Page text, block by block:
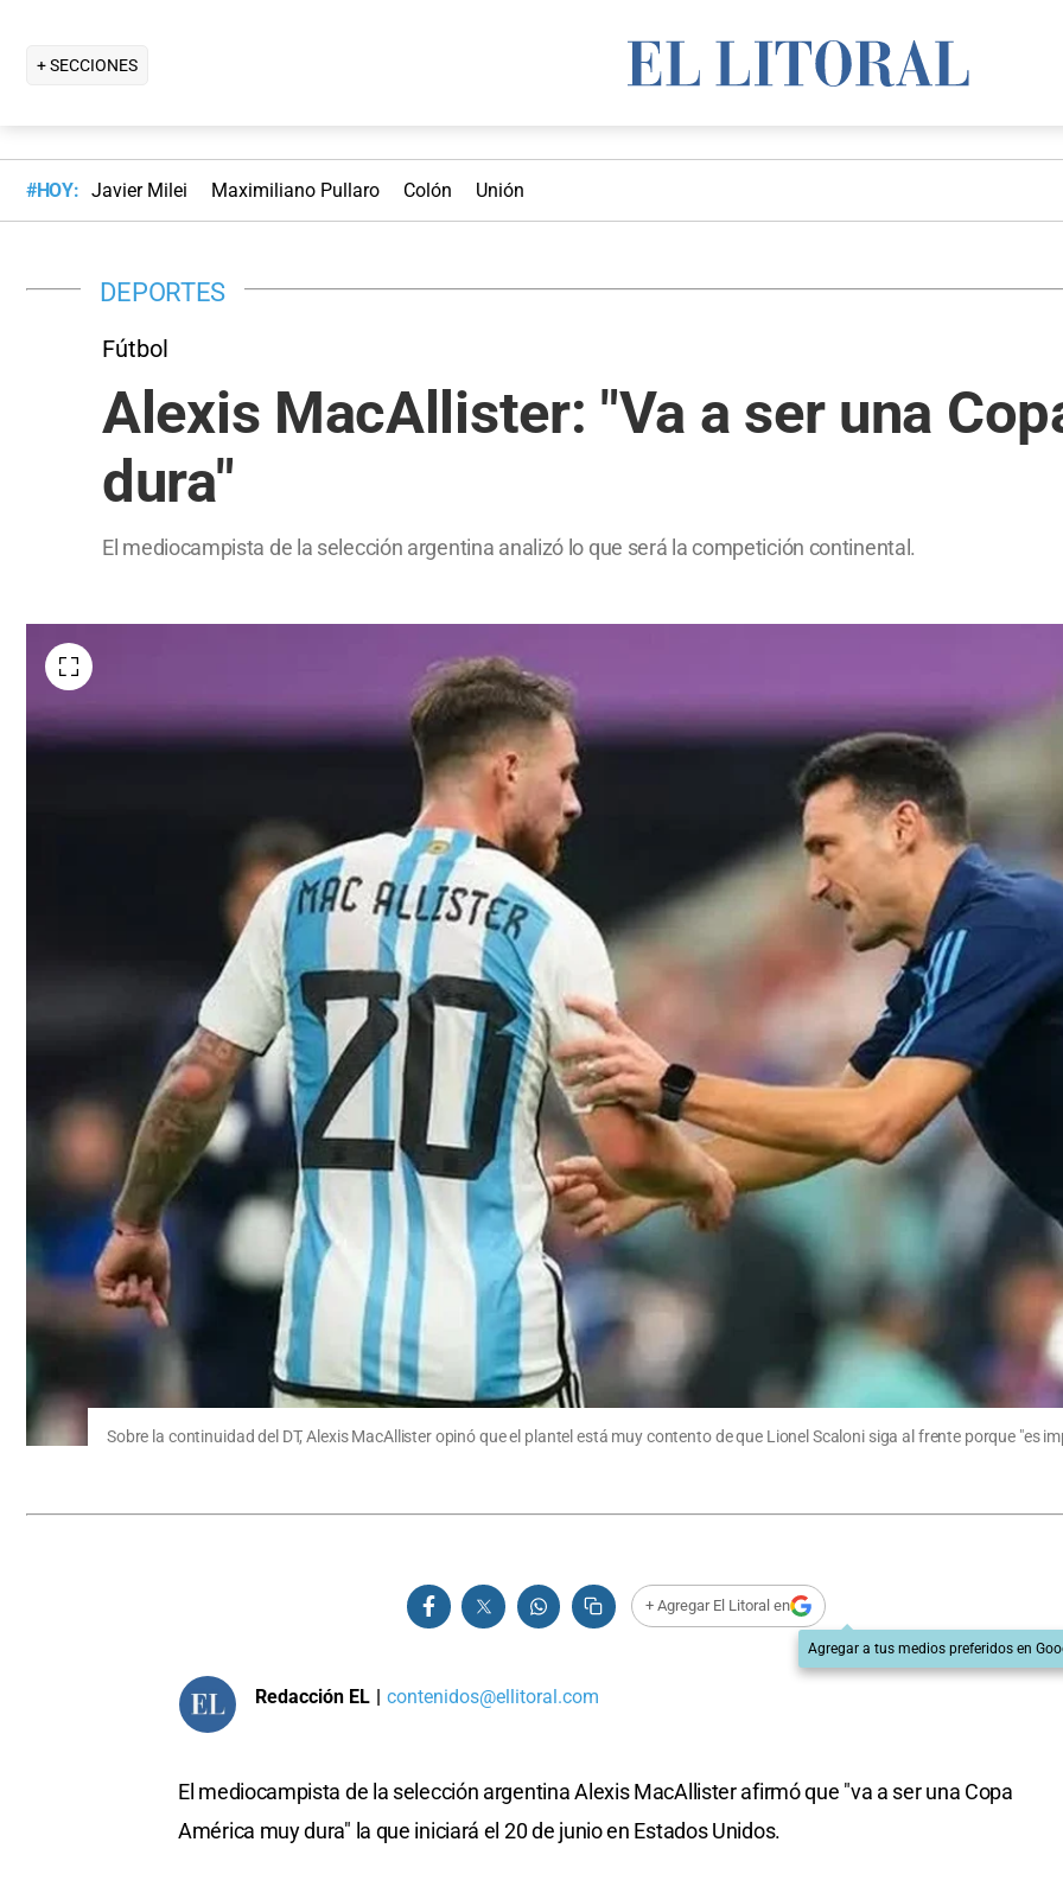
+ SECCIONES
#HOY: Javier Milei Maximiliano Pullaro Colón Unión
DEPORTES
Fútbol
Alexis MacAllister: "Va a ser una
dura"
El mediocampista de la selección argentina analizó lo que será la competición continental.
Sobre la continuidad del DT, Alexis MacAllister opinó que el plantel está muy contento de que Lionel Scaloni siga al frente porque "es
+ Agregar El Litoral en
Agregar a tus medios preferidos en
Redacción EL contenidos@ellitoral.com
El mediocampista de la selección argentina Alexis MacAllister afirmó que "va a ser una Copa
América muy dura" la que iniciará el 20 de junio en Estados Unidos.